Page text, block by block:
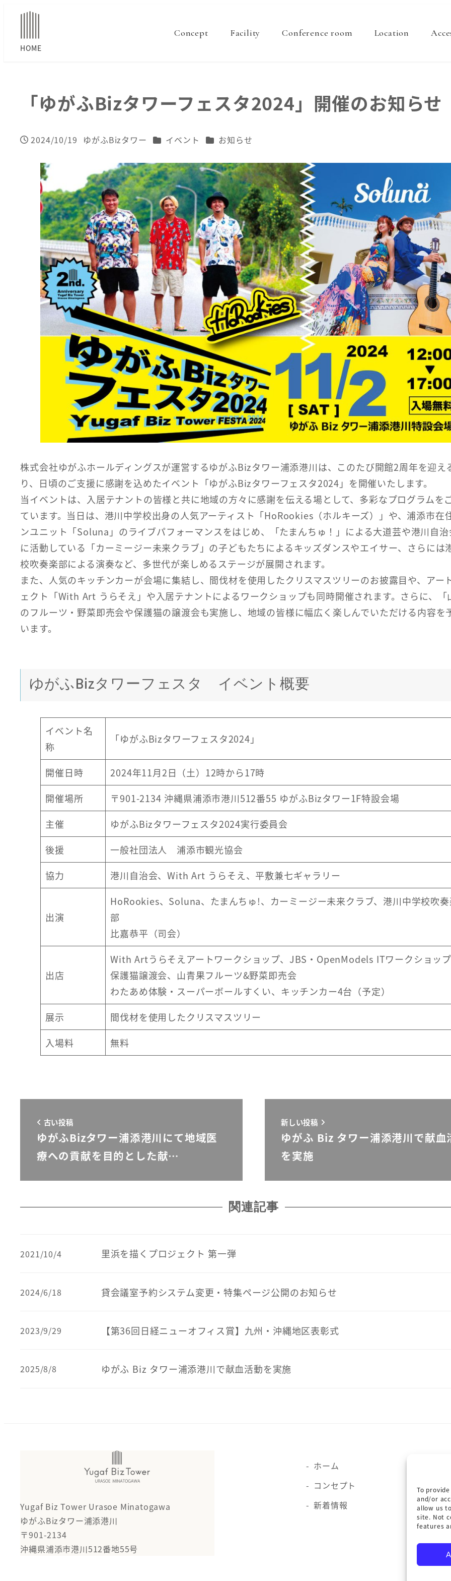
To
and/or
allow us
site. Not
features
Concept Facility Conference room Location
「ゆがふBizタワーフェスタ2024」開催のお知らせ
投稿日
2024/10/19
著
ゆがふBizタワー カテゴリー
イベント カテゴリー
お知らせ
株式会社ゆがふホールディングスが運営するゆがふBizタワー浦添港川は、このたび開館2周年を迎え
り、日頃のご支援に感謝を込めたイベント「ゆがふBizタワーフェスタ2024」を開催いたします。
当イベントは、入居テナントの皆様と共に地域の方々に感謝を伝える場として、多彩なプログラムを
ています。当日は、港川中学校出身の人気アーティスト「HoRookies（ホルキーズ）」や、浦添市在
ンユニット「Soluna」のライブパフォーマンスをはじめ、「たまんちゅ！」による大道芸や港川自
に活動している「カーミージー未来クラブ」の子どもたちによるキッズダンスやエイサー、さらには
校吹奏楽部による演奏など、多世代が楽しめるステージが展開されます。
また、人気のキッチンカーが会場に集結し、間伐材を使用したクリスマスツリーのお披露目や、アー
ェクト「With Art うらそえ」や入居テナントによるワークショップも同時開催されます。さらに、「
のフルーツ・野菜即売会や保護猫の譲渡会も実施し、地域の皆様に幅広く楽しんでいただける内容を
います。
ゆがふBizタワーフェスタ イベント概要
イベント名
称
「ゆがふBizタワーフェスタ2024」
開催日時
2024年11月2日（土）12時から17時
開催場所
〒901-2134 沖縄県浦添市港川512番55 ゆがふBizタワー1F特設会場
主催
ゆがふBizタワーフェスタ2024実行委員会
後援
一般社団法人 浦添市観光協会
協力
港川自治会、With Art うらそえ、平敷兼七ギャラリー
出演
HoRookies、Soluna、たまんちゅ!、カーミージー未来クラブ、港川中学校吹
部
比嘉恭平（司会）
出店
With Artうらそえアートワークショップ、JBS・OpenModels ITワークショップ
保護猫譲渡会、山青果フルーツ&野菜即売会
わたあめ体験・スーパーボールすくい、キッチンカー4台（予定）
展示
間伐材を使用したクリスマスツリー
入場料
無料
古い投稿
ゆがふBizタワー浦添港川にて地域医
療への貢献を目的とした献…
新しい投稿
ゆがふ Biz タワー浦添港川で献血
を実施
関連記事
里浜を描くプロジェクト 第一弾
2021/10/4
貸会議室予約システム変更・特集ページ公開のお知らせ
2024/6/18
【第36回日経ニューオフィス賞】九州・沖縄地区表彰式
2023/9/29
ゆがふ Biz タワー浦添港川で献血活動を実施
2025/8/8
Yugaf Biz Tower Urasoe Minatogawa
ゆがふBizタワー浦添港川
〒901-2134
沖縄県浦添市港川512番地55号
ホーム
コンセプト
新着情報